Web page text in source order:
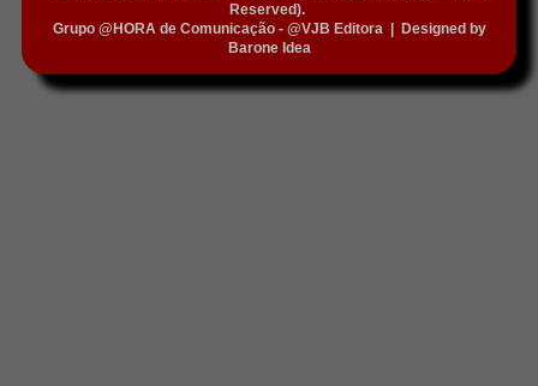
Reserved).
Grupo @HORA de Comunicação - @VJB Editora|
Designed by
Barone Idea